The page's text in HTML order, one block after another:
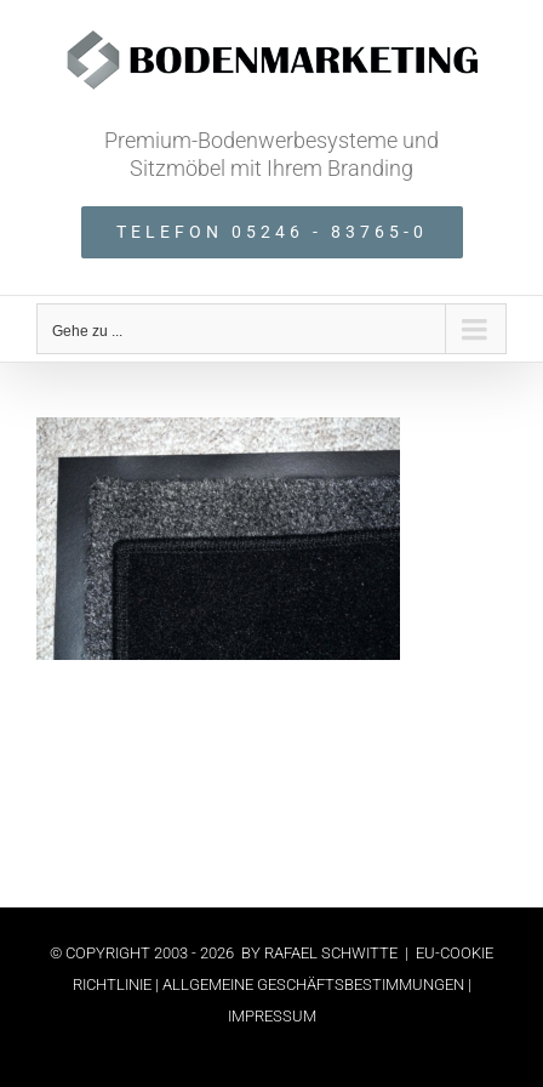
Premium-Bodenwerbesysteme und
Sitzmöbel mit Ihrem Branding
TELEFON 05246 - 83765-0
Gehe zu ...
© COPYRIGHT 2003 - 2026 BY RAFAEL SCHWITTE | EU-COOKIE
RICHTLINIE | ALLGEMEINE GESCHÄFTSBESTIMMUNGEN |
IMPRESSUM